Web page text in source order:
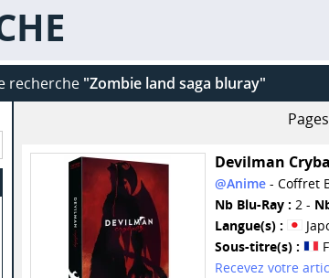
recherche "Zombie land saga bluray"
Devilman
@Anime- Coffret
Nb Blu-Ray : 2 -
Langue(s) :
Sous-titre(s) :
Recevez votre